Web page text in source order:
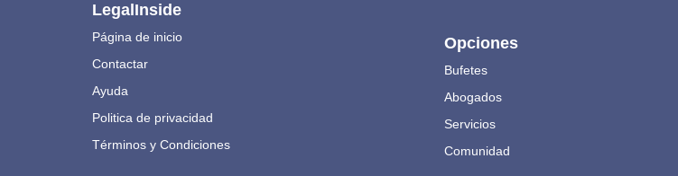
LegalInside
Página de inicio
Contactar
Ayuda
Politica de privacidad
Términos y Condiciones
Opciones
Bufetes
Abogados
Servicios
Comunidad